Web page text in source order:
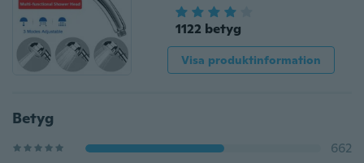
1122 betyg
Visa produktinformation
Betyg
662